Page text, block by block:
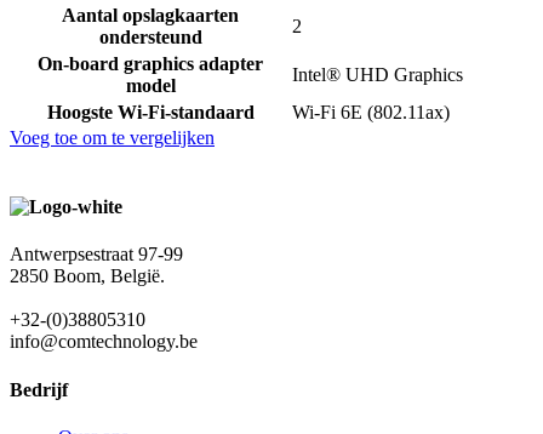
Aantal opslagkaarten
ondersteund
2
On-board graphics adapter
model
Intel® UHD Graphics
Hoogste Wi-Fi-standaard
Wi-Fi 6E (802.11ax)
Voeg toe om te vergelijken
Antwerpsestraat 97-99
2850 Boom, België.
+32-(0)38805310
info@comtechnology.be
Bedrijf